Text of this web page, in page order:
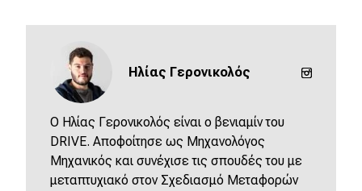
DRIVE USED
Ηλίας Γερονικολός
O Ηλίας Γερονικολός είναι ο βενιαμίν του
DRIVE. Αποφοίτησε ως Μηχανολόγος
Μηχανικός και συνέχισε τις σπουδές του με
μεταπτυχιακό στον Σχεδιασμό Μεταφορών